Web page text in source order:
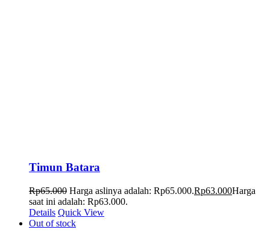
Timun Batara
Rp65.000 Harga aslinya adalah: Rp65.000.Rp63.000Harga
saat ini adalah: Rp63.000.
Details Quick View
Out of stock